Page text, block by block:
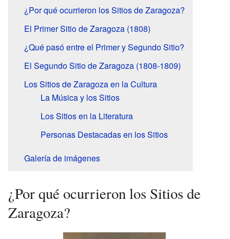
¿Por qué ocurrieron los Sitios de Zaragoza?
El Primer Sitio de Zaragoza (1808)
¿Qué pasó entre el Primer y Segundo Sitio?
El Segundo Sitio de Zaragoza (1808-1809)
Los Sitios de Zaragoza en la Cultura
La Música y los Sitios
Los Sitios en la Literatura
Personas Destacadas en los Sitios
Galería de imágenes
¿Por qué ocurrieron los Sitios de
Zaragoza?